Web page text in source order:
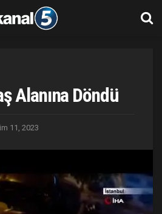
Alanına Döndü
11, 2023